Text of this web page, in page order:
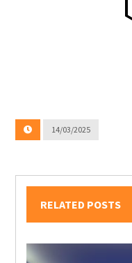
14/03/2025
RELATED POSTS